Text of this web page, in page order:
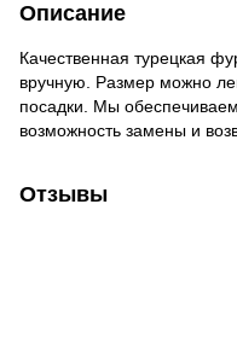
Описание
Качественная турецкая
вручную. Размер можно
посадки. Мы
возможность замены и
Отзывы